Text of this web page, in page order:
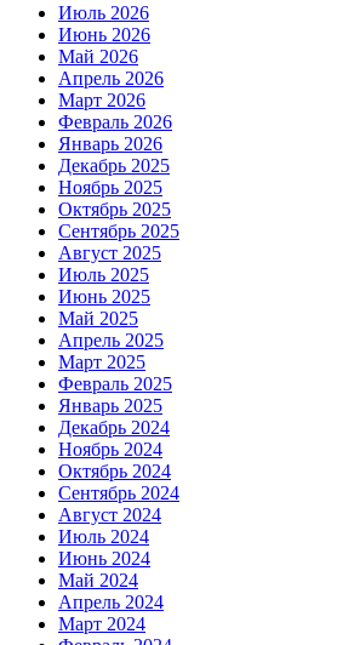
Июль 2026
Июнь 2026
Май 2026
Апрель 2026
Март 2026
Февраль 2026
Январь 2026
Декабрь 2025
Ноябрь 2025
Октябрь 2025
Сентябрь 2025
Август 2025
Июль 2025
Июнь 2025
Май 2025
Апрель 2025
Март 2025
Февраль 2025
Январь 2025
Декабрь 2024
Ноябрь 2024
Октябрь 2024
Сентябрь 2024
Август 2024
Июль 2024
Июнь 2024
Май 2024
Апрель 2024
Март 2024